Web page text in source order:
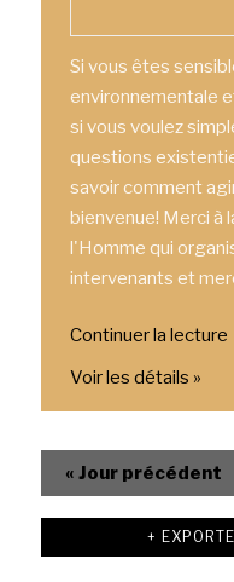
Si vous êtes
environnementale
si vous voulez
questions
savoir comment
bienvenue! Merci à
l'Homme qui
intervenants et
Continuer la lecture
Voir les détails »
« Jour précédent
+